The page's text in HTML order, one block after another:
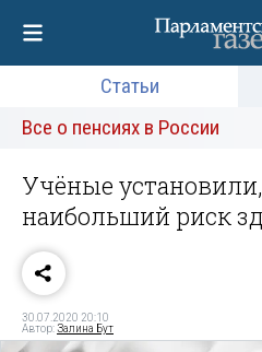
Статьи
Все о пенсиях в России
Учёные
наибольший риск
30.07.2020 20:10
Автор:Залина Бут